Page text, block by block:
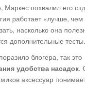
Маркес похвалил его
работает «лучше,
насколько она
дополнительные тесты.
блогера, так это
удобства насадок.
аксессуар